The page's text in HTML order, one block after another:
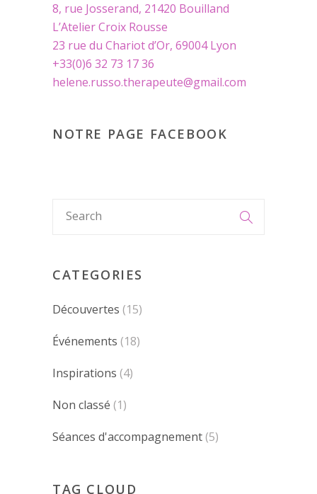
8, rue Josserand, 21420 Bouilland
L’Atelier Croix Rousse
23 rue du Chariot d’Or, 69004 Lyon
+33(0)6 32 73 17 36
helene.russo.therapeute@gmail.com
NOTRE PAGE FACEBOOK
CATEGORIES
Découvertes (15)
Événements (18)
Inspirations (4)
Non classé (1)
Séances d'accompagnement (5)
TAG CLOUD